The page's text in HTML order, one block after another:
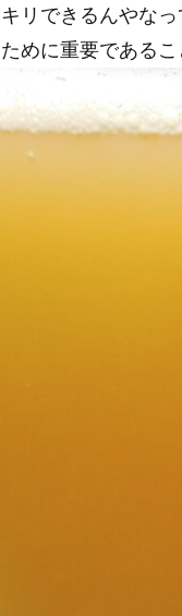
リできるんやな
めに重要であるこ